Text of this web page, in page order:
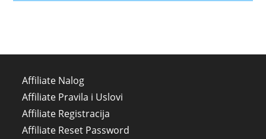
Affiliate Nalog
Affiliate Pravila i Uslovi
Affiliate Registracija
Affiliate Reset Password